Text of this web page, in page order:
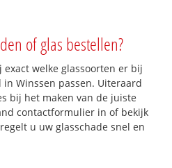
of glas bestellen?
welke glassoorten er bij
Winssen passen. Uiteraard
bij het maken van de juiste
contactformulier in of bekijk
u uw glasschade snel en